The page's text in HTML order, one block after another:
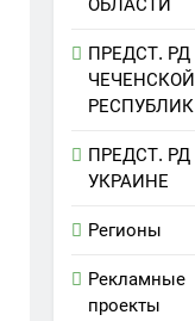
ПРЕДСТ. РД
ЧЕЧЕНСКОЙ
ПРЕДСТ. РД
УКРАИНЕ
Регионы
Рекламные
проекты